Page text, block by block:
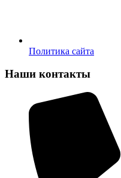
Политика сайта
Наши контакты